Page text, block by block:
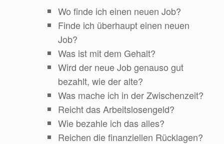
Wo finde ich einen neuen Job?
Finde ich überhaupt einen neuen
Job?
Was ist mit dem Gehalt?
Wird der neue Job genauso gut
bezahlt, wie der alte?
Was mache ich in der Zwischenzeit?
Reicht das Arbeitslosengeld?
Wie bezahle ich das alles?
Reichen die finanziellen Rücklagen?